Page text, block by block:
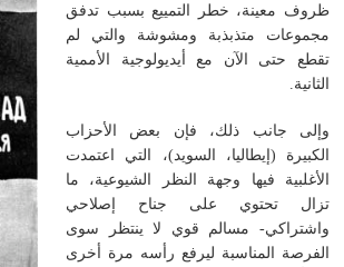
ظروف معينة، خطر التمييع بسبب تدفق
مجموعات متذبذبة ومشوشة والتي لم
تقطع حتى الآن مع أيديولوجية الأممية
الثانية.
وإلى جانب ذلك، فإن بعض الأحزاب
الكبيرة (إيطاليا، السويد)، التي اعتمدت
الأغلبية فيها وجهة النظر الشيوعية، ما
تزال تحتوي على جناح إصلاحي
واشتراكي- مسالم قوي لا ينتظر سوى
الفرصة المناسبة ليرفع رأسه مرة أخرى